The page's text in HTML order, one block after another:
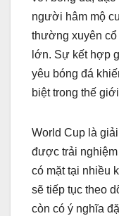
người hâm mộ
thường xuyên cổ
lớn. Sự kết hợp
yêu bóng đá
biệt trong thế
World Cup là
được trải nghiệm
có mặt tại nhiều
sẽ tiếp tục theo
còn có ý nghĩa